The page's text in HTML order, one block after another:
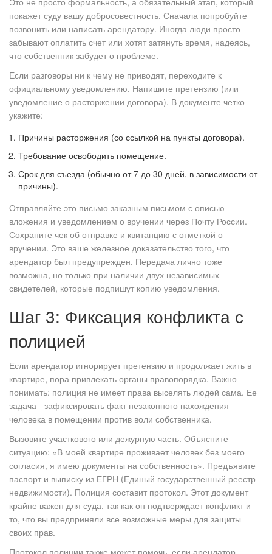
покажет суду вашу добросовестность. Сначала попробуйте
позвонить или написать арендатору. Иногда люди просто
забывают оплатить счет или хотят затянуть время, надеясь,
что собственник забудет о проблеме.
Если разговоры ни к чему не приводят, переходите к
официальному уведомлению. Напишите претензию (или
уведомление о расторжении договора). В документе четко
укажите:
Причины расторжения (со ссылкой на пункты договора).
Требование освободить помещение.
Срок для съезда (обычно от 7 до 30 дней, в зависимости от
причины).
Отправляйте это письмо заказным письмом с описью
вложения и уведомлением о вручении через Почту России.
Сохраните чек об отправке и квитанцию с отметкой о
вручении. Это ваше железное доказательство того, что
арендатор был предупрежден. Передача лично тоже
возможна, но только при наличии двух независимых
свидетелей, которые подпишут копию уведомления.
Шаг 3: Фиксация конфликта с
полицией
Если арендатор игнорирует претензию и продолжает жить в
квартире, пора привлекать органы правопорядка. Важно
понимать: полиция не имеет права выселять людей сама. Ее
задача - зафиксировать факт незаконного нахождения
человека в помещении против воли собственника.
Вызовите участкового или дежурную часть. Объясните
ситуацию: «В моей квартире проживает человек без моего
согласия, я имею документы на собственность». Предъявите
паспорт и выписку из ЕГРН (Единый государственный реестр
недвижимости). Полиция составит протокол. Этот документ
крайне важен для суда, так как он подтверждает конфликт и
то, что вы предприняли все возможные меры для защиты
своих прав.